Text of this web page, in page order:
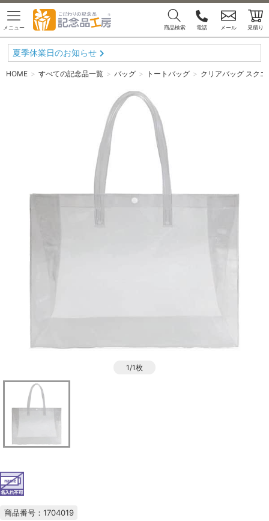
メニュー 商品検索 電話 メール 見積り
夏季休業日のお知らせ
HOME すべての記念品一覧 バッグ トートバッグ クリアバッグ スク
1/1枚
商品番号：1704019